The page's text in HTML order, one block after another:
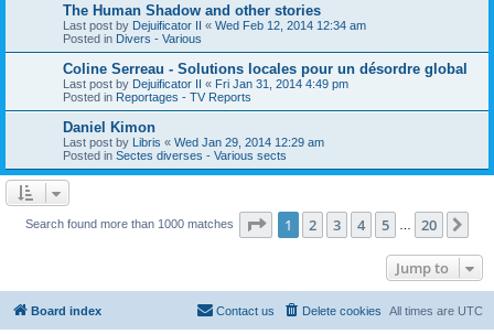
The Human Shadow and other stories
Last post by Dejuificator II « Wed Feb 12, 2014 12:34 am
Posted in Divers - Various
Coline Serreau - Solutions locales pour un désordre global
Last post by Dejuificator II « Fri Jan 31, 2014 4:49 pm
Posted in Reportages - TV Reports
Daniel Kimon
Last post by Libris « Wed Jan 29, 2014 12:29 am
Posted in Sectes diverses - Various sects
Search found more than 1000 matches Page 1of 20
1 2 3 4 5 20
Jump to
Board index All times are UTC
Delete cookies
Contact us